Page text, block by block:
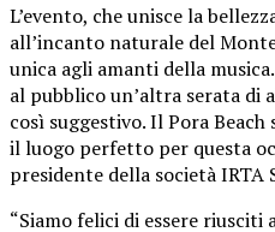
L’evento, che unisce la
all’incanto naturale del
unica agli amanti della
al pubblico un’altra serata di
così suggestivo. Il Pora
il luogo perfetto per questa
presidente della società IRTA
“Siamo felici di essere